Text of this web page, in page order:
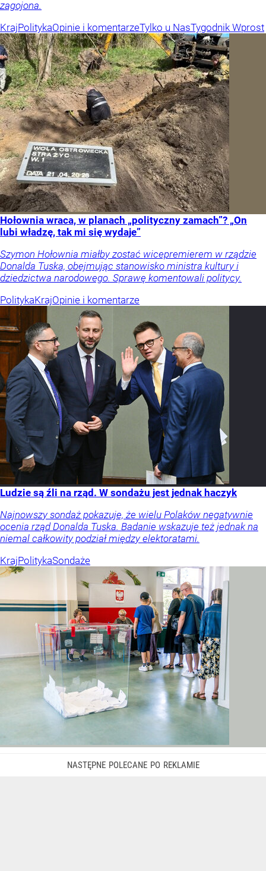
zagojona.
KrajPolitykaOpinie i komentarzeTylko u NasTygodnik Wprost
Hołownia wraca, w planach „polityczny zamach”? „On
lubi władzę, tak mi się wydaje”
Szymon Hołownia miałby zostać wicepremierem w rządzie
Donalda Tuska, obejmując stanowisko ministra kultury i
dziedzictwa narodowego. Sprawę komentowali politycy.
PolitykaKrajOpinie i komentarze
Ludzie są źli na rząd. W sondażu jest jednak haczyk
Najnowszy sondaż pokazuje, że wielu Polaków negatywnie
ocenia rząd Donalda Tuska. Badanie wskazuje też jednak na
niemal całkowity podział między elektoratami.
KrajPolitykaSondaże